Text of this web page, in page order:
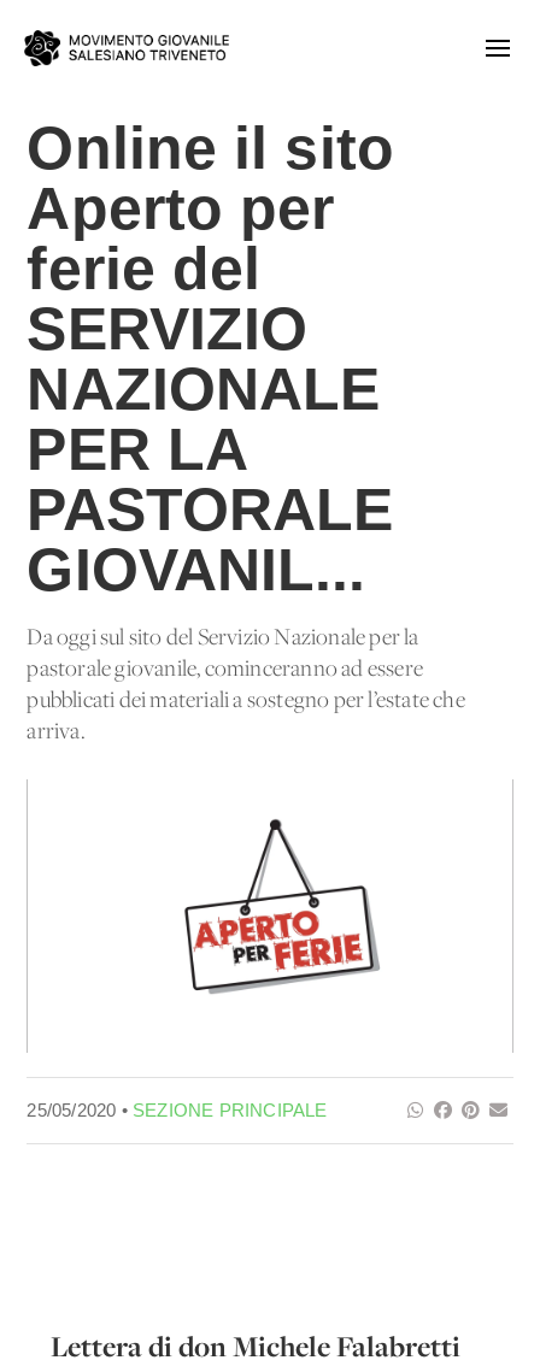
Online il sito
Aperto per
ferie del
SERVIZIO
NAZIONALE
PER LA
PASTORALE
GIOVANIL...
Da oggi sul sito del Servizio Nazionale per la
pastorale giovanile, cominceranno ad essere
pubblicati dei materiali a sostegno per l’estate che
arriva.
25/05/2020 • SEZIONE PRINCIPALE
Lettera di don Michele Falabretti